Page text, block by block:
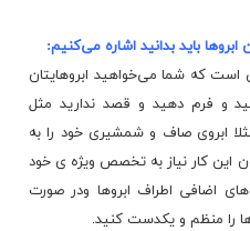
باید بدانید اشاره می‌کنیم:
است که شما می‌خواهید ابروهایتان
و فرم دهید و قصد ندارید مثل
ابرویصاف و شمشیری خود را به
کار نیاز به تخصص ویژه ی خود
اضافی اطراف ابروها ودر صورت
را منظم و یکدست کنید.